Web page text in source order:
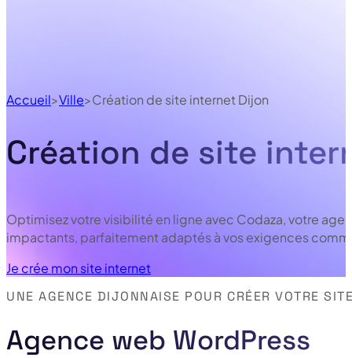
Accueil Ville Création de site internet Dijon
Création de site
Optimisez votre visibilité en ligne avec Codaza, votre
impactants, parfaitement adaptés à vos exigences
Je crée mon site internet
Agence web WordPress
UNE AGENCE DIJONNAISE POUR CRÉER VOTRE